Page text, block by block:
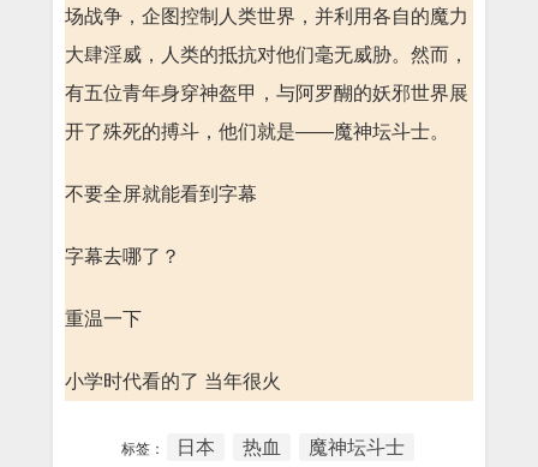
场战争，企图控制人类世界，并利用各自的魔力
大肆淫威，人类的抵抗对他们毫无威胁。然而，
有五位青年身穿神盔甲，与阿罗醐的妖邪世界展
开了殊死的搏斗，他们就是——魔神坛斗士。
不要全屏就能看到字幕
字幕去哪了？
重温一下
小学时代看的了 当年很火
标签： 日本 热血 魔神坛斗士